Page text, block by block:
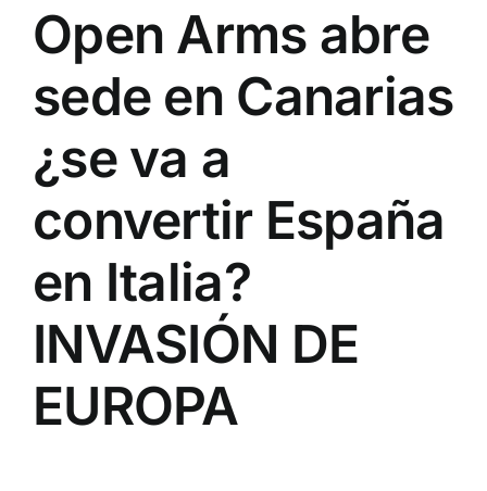
Open Arms abre
sede en Canarias
¿se va a
convertir España
en Italia?
INVASIÓN DE
EUROPA